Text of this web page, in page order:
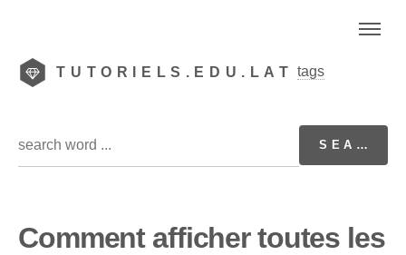
TUTORIELS.EDU.LAT tags
Comment afficher toutes les